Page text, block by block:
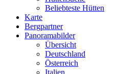
Beliebteste Hütten
Karte
Bergpartner
Panoramabilder
Übersicht
Deutschland
Österreich
Italien